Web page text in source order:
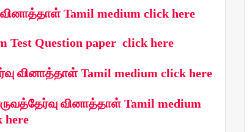
Tamil medium click here
Test Question paper click here
வினாத்தாள் Tamil medium click here
வினாத்தாள் Tamil medium
here